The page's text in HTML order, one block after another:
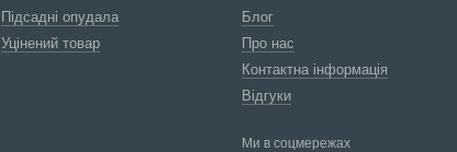
Підсадні опудала
Уцінений товар
Блог
Про нас
Контактна інформація
Відгуки
Ми в соцмережах